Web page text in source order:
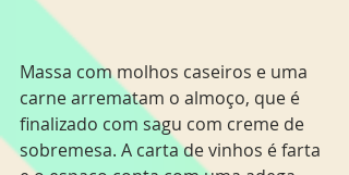
Massa com molhos caseiros e uma
carne arrematam o almoço, que é
finalizado com sagu com creme de
sobremesa. A carta de vinhos é farta